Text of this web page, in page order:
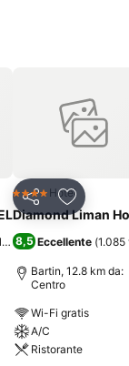
preferiti
)
Condividi
4 StelleHotel
Diamond Liman
8,5 Eccellente (
Bartin, 12.8 km da:
Centro
Wi-Fi gratis
A/C
Ristorante